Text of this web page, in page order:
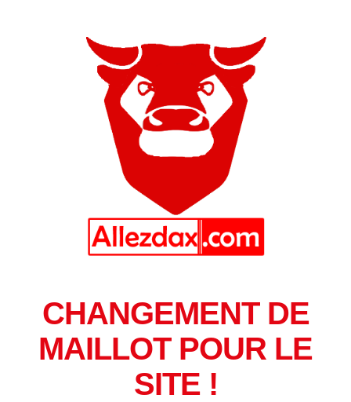
CHANGEMENT DE
MAILLOT POUR LE
SITE !